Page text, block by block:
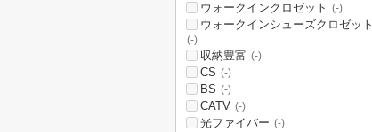
ウォークインクロゼット (-)
ウォークインシューズクロゼット
(-)
収納豊富 (-)
CS (-)
BS (-)
CATV (-)
光ファイバー (-)